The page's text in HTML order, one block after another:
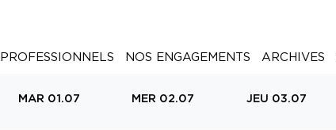
PROFESSIONNELS NOS ENGAGEMENTS ARCHIVES
MAR 01.07 MER 02.07 JEU 03.07